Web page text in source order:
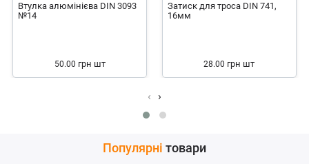
Втулка алюмінієва DIN 3093
№14
50.00 грн шт
Затиск для троса DIN 741,
16мм
28.00 грн шт
‹ ›
Популярні товари